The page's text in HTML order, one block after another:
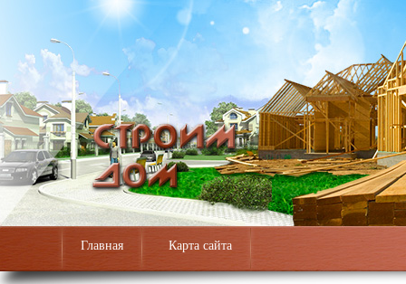
Главная Карта сайта